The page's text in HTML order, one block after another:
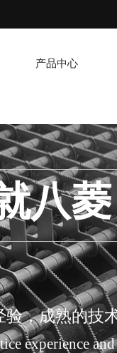
产品中心
八
验，成熟的技
experience